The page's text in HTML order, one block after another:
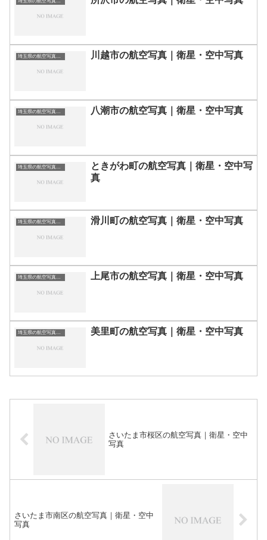
川越市の航空写真｜衛星・空中写真
八潮市の航空写真｜衛星・空中写真
ときがわ町の航空写真｜衛星・空中写
真
埼玉県の航空写真・空中写真 滑川町の航空写真｜衛星・空中写真
埼玉県の航空写真・空中写真 上尾市の航空写真｜衛星・空中写真
埼玉県の航空写真・空中写真 美里町の航空写真｜衛星・空中写真
さいたま市桜区の航空写真｜衛星・空中
写真
さいたま市南区の航空写真｜衛星・空中
写真